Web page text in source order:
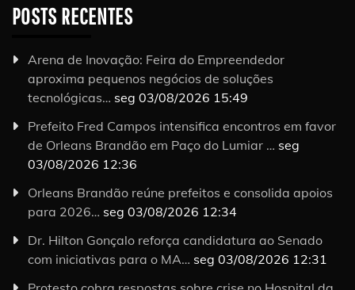
POSTS RECENTES
Arena de Inovação: Feira do Empreendedor
aproxima pequenos negócios de soluções
tecnológicas… seg 03/08/2026 15:49
Prefeito Fred Campos intensifica encontros em favor
de Orleans Brandão em Paço do Lumiar … seg
03/08/2026 12:36
Orleans Brandão reúne prefeitos e consolida apoios
para 2026… seg 03/08/2026 12:34
Dr. Hilton Gonçalo reforça candidatura ao Senado
com iniciativas para o MA… seg 03/08/2026 12:31